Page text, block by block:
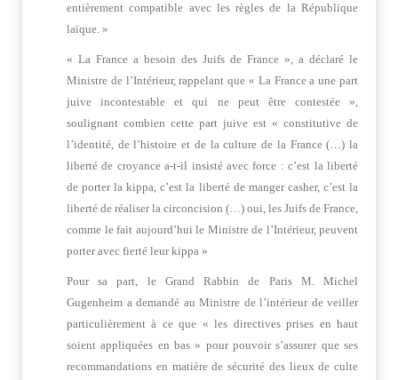
entièrement compatible avec les règles de la République
laïque. »
« La France a besoin des Juifs de France », a déclaré le
Ministre de l’Intérieur, rappelant que « La France a une part
juive incontestable et qui ne peut être contestée »,
soulignant combien cette part juive est « constitutive de
l’identité, de l’histoire et de la culture de la France (…) la
liberté de croyance a-t-il insisté avec force : c’est la liberté
de porter la kippa, c’est la liberté de manger casher, c’est la
liberté de réaliser la circoncision (…) oui, les Juifs de France,
comme le fait aujourd’hui le Ministre de l’Intérieur, peuvent
porter avec fierté leur kippa »
Pour sa part, le Grand Rabbin de Paris M. Michel
Gugenheim a demandé au Ministre de l’intérieur de veiller
particulièrement à ce que « les directives prises en haut
soient appliquées en bas » pour pouvoir s’assurer que ses
recommandations en matière de sécurité des lieux de culte